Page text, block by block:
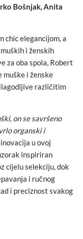
Bošnjak, Anita
chic elegancijom, a
i ženskih
za oba spola, Robert
muške i ženske
različitim
on se savršeno
organski i
u ovoj
inspiriran
cijelu selekciju, dok
i ručnog
i preciznost svakog